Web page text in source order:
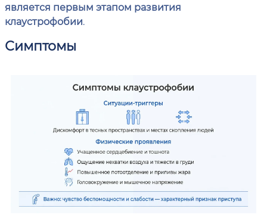
является первым этапом развития
клаустрофобии.
Симптомы